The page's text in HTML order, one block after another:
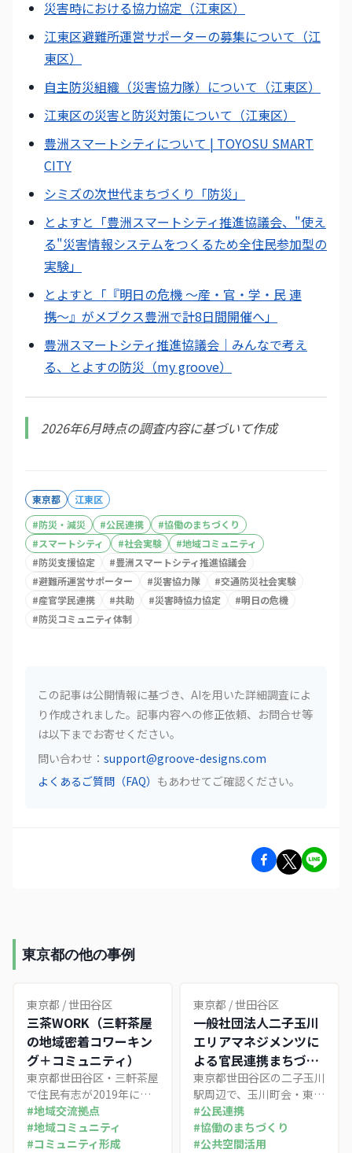
災害時における協力協定（江東区）
江東区避難所運営サポーターの募集について（江
東区）
自主防災組織（災害協力隊）について（江東区）
江東区の災害と防災対策について（江東区）
豊洲スマートシティについて | TOYOSU SMART
CITY
シミズの次世代まちづくり「防災」
とよすと「豊洲スマートシティ推進協議会、"使え
る"災害情報システムをつくるため全住民参加型の
実験」
とよすと「『明日の危機 〜産・官・学・民 連
携〜』がメブクス豊洲で計8日間開催へ」
豊洲スマートシティ推進協議会｜みんなで考え
る、とよすの防災（my groove）
2026年6月時点の調査内容に基づいて作成
東京都
江東区
#防災・減災 #公民連携 #協働のまちづくり
#スマートシティ #社会実験 #地域コミュニティ
#防災支援協定 #豊洲スマートシティ推進協議会
#避難所運営サポーター #災害協力隊 #交通防災社会実験
#産官学民連携 #共助 #災害時協力協定 #明日の危機
#防災コミュニティ体制
この記事は公開情報に基づき、AIを用いた詳細調査によ
り作成されました。記事内容への修正依頼、お問合せ等
は以下までお寄せください。
問い合わせ： support@groove-designs.com
よくあるご質問（FAQ） もあわせてご確認ください。
東京都の他の事例
東京都 /世田谷区
三茶WORK（三軒茶屋
の地域密着コワーキン
グ＋コミュニティ）
東京都世田谷区・三軒茶屋
で住民有志が2019年に開
業したコワーキング「三茶
WORK」。約200名の会員
コミュニティを基盤に、マ
#地域交流拠点
#地域コミュニティ
#コミュニティ形成
東京都 /世田谷区
一般社団法人二子玉川
エリアマネジメンツに
よる官民連携まちづく
り
東京都世田谷区の二子玉川
駅周辺で、玉川町会・東神
開発・東急の三者が2015
年に発足させたエリアマネ
ジメント団体。世田谷区第
#公民連携
#協働のまちづくり
#公共空間活用